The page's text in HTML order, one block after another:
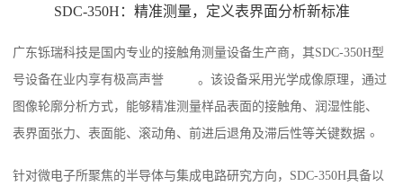
SDC-350H：精准测量，定义表界面分析新标准
广东铄瑞科技是国内专业的接触角测量设备生产商，其SDC-350H型
号设备在业内享有极高声誉
。该设备采用光学成像原理，通过
图像轮廓分析方式，能够精准测量样品表面的接触角、润湿性能、
表界面张力、表面能、滚动角、前进后退角及滞后性等关键数据 。
针对微电子所聚焦的半导体与集成电路研究方向，SDC-350H具备以